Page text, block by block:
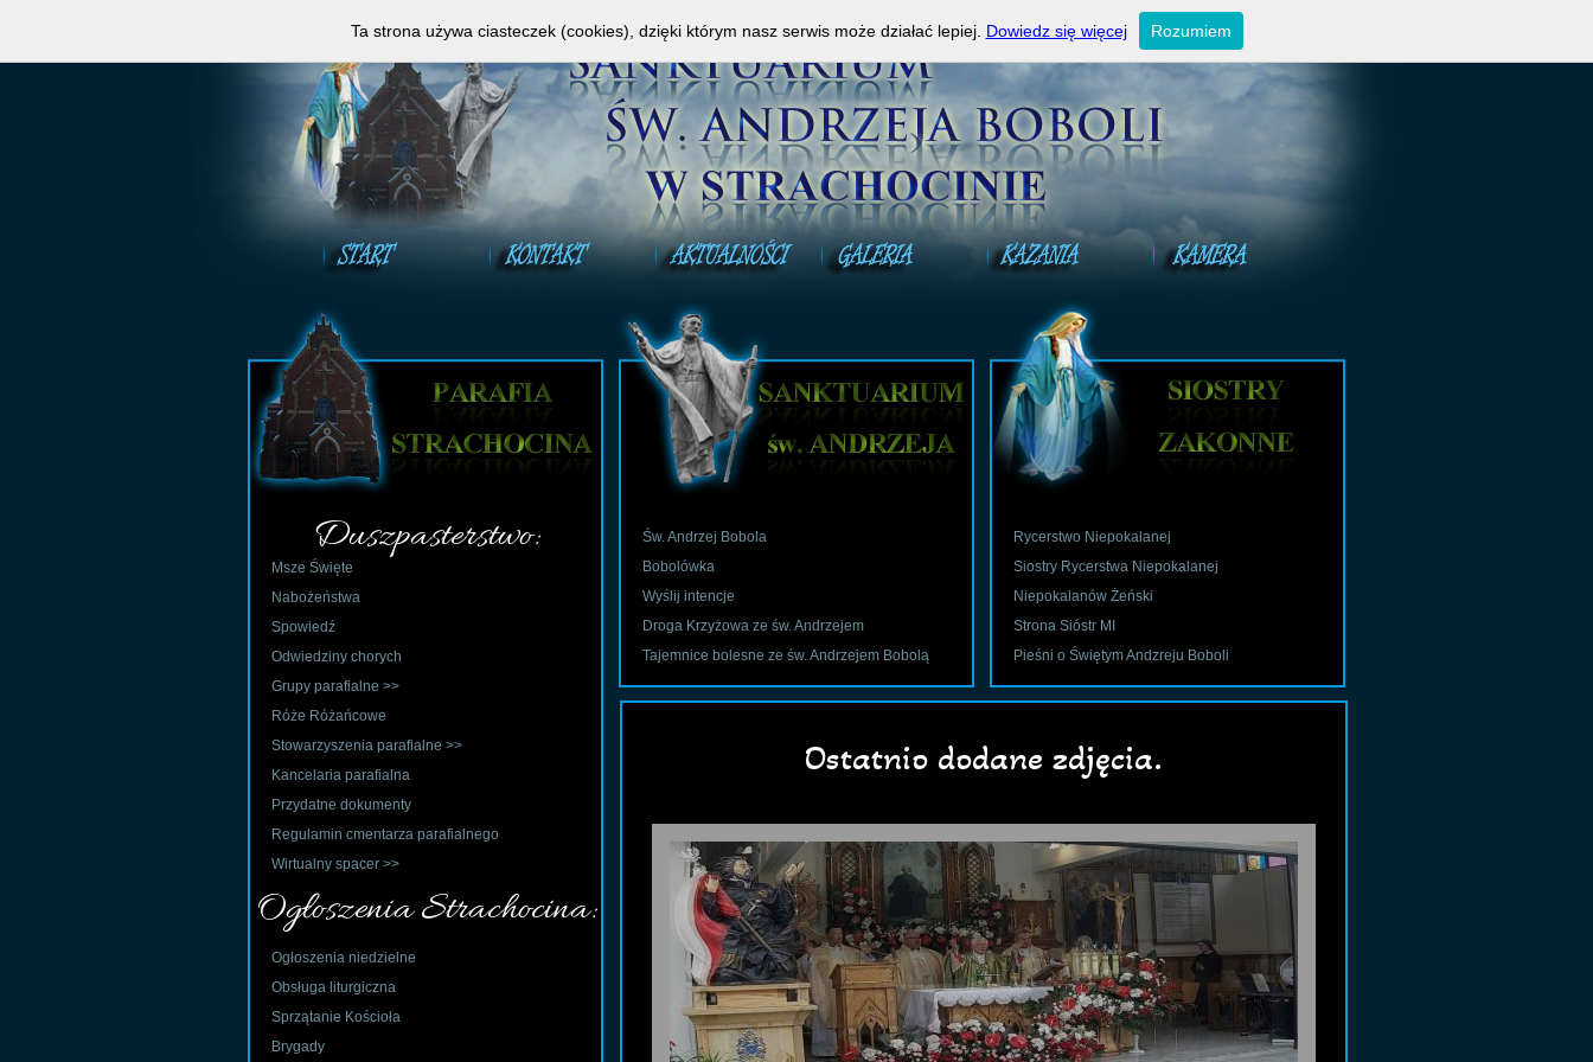
Ogłoszenia niedzielne
Ostatnio dodane zdjęcia.
Duszpasterstwo:
Msze Święte
Nabożeństwa
Spowiedź
Odwiedziny chorych
Grupy parafialne >>
Róże Różańcowe
Stowarzyszenia parafialne >>
Kancelaria parafialna
Przydatne dokumenty
Regulamin cmentarza parafialnego
Wirtualny spacer >>
Ogłoszenia Strachocina:
Ogłoszenia niedzielne
Obsługa liturgiczna
Sprzątanie Kościoła
Brygady
Św. Andrzej Bobola
Bobolówka
Wyślij intencje
Droga Krzyżowa ze św. Andrzejem
Tajemnice bolesne ze św. Andrzejem Bobolą
Rycerstwo Niepokalanej
Siostry Rycerstwa Niepokalanej
Niepokalanów Żeński
Strona Sióstr MI
Pieśni o Świętym Andzreju Boboli
Ta strona używa ciasteczek (cookies), dzięki którym nasz serwis może działać lepiej. Dowiedz się więcej Rozumiem